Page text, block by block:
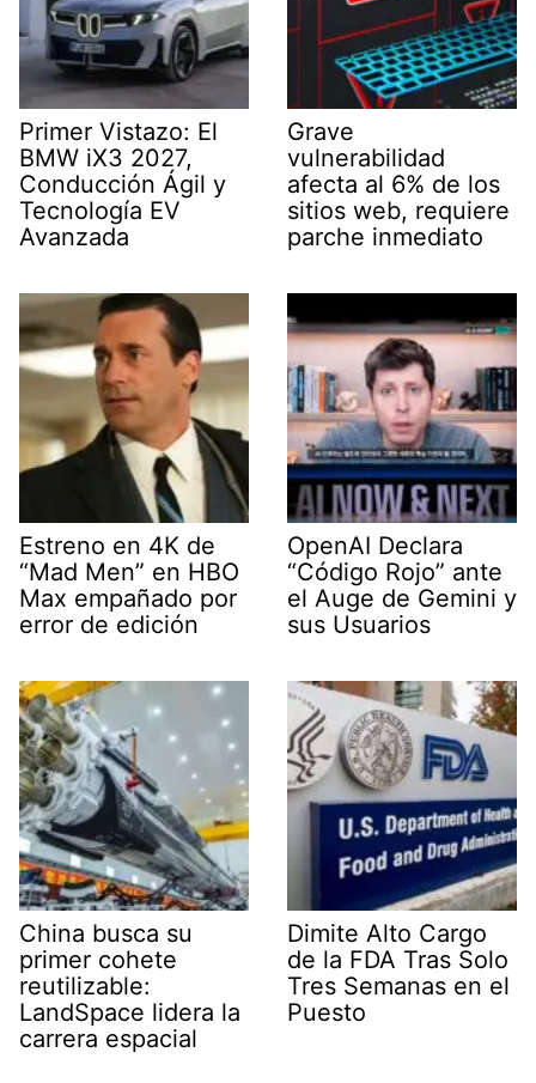
Primer Vistazo: El
BMW iX3 2027,
Conducción Ágil y
Tecnología EV
Avanzada
Grave
vulnerabilidad
afecta al 6% de los
sitios web, requiere
parche inmediato
Estreno en 4K de
“Mad Men” en HBO
Max empañado por
error de edición
OpenAI Declara
“Código Rojo” ante
el Auge de Gemini y
sus Usuarios
China busca su
primer cohete
reutilizable:
LandSpace lidera la
carrera espacial
Dimite Alto Cargo
de la FDA Tras Solo
Tres Semanas en el
Puesto